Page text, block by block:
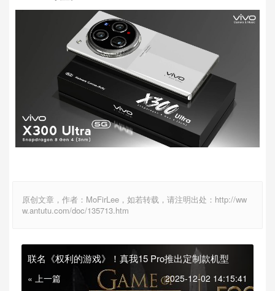
原创文章，作者：MoFirLee，如若转载，请注明出处：http://ww
w.antutu.com/doc/135713.htm
联名《权利的游戏》！真我15 Pro推出定制款机型
« 上一篇 2025-12-02 14:15:41